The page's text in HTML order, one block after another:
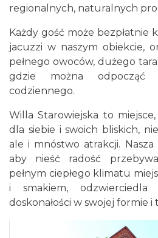
regionalnych, naturalnych
Każdy gość może bezpłatnie
jacuzzi w naszym obiekcie,
pełnego owoców, dużego
gdzie można
codziennego.
Willa Starowiejska to
dla siebie i swoich bliskich,
ale i mnóstwo atrakcji.
aby nieść radość
pełnym ciepłego klimatu
i smakiem, odzwierciedla
doskonałości w swojej formie i